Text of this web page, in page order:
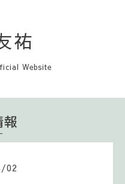
祐
Website
/02